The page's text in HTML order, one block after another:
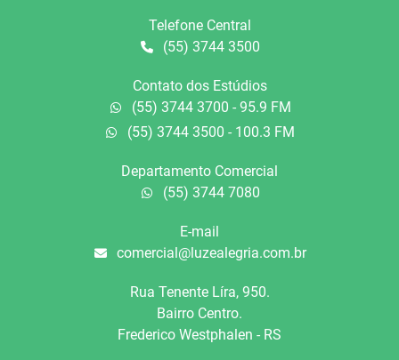
Telefone Central
(55) 3744 3500
Contato dos Estúdios
(55) 3744 3700 - 95.9 FM
(55) 3744 3500 - 100.3 FM
Departamento Comercial
(55) 3744 7080
E-mail
comercial@luzealegria.com.br
Rua Tenente Líra, 950.
Bairro Centro.
Frederico Westphalen - RS